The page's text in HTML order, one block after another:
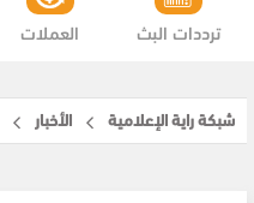
العملات ترددات البث
شبكة راية الإعلامية الأخبار